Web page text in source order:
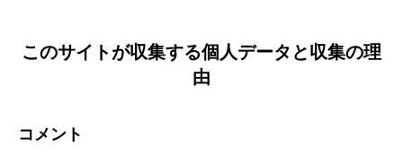
このサイトが収集する個人データと収集の理
由
コメント
診療案内